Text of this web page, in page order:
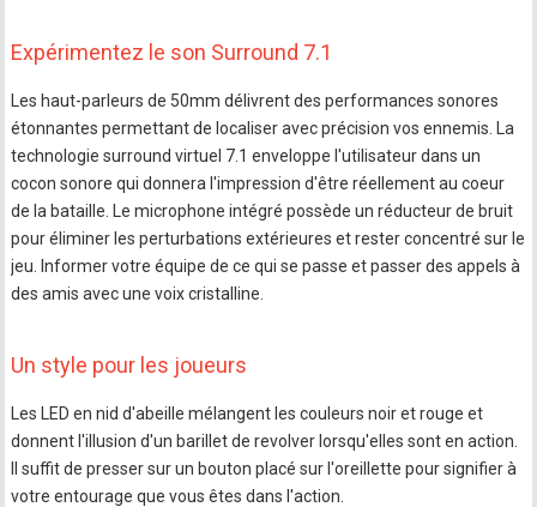
Expérimentez le son Surround 7.1
Les haut-parleurs de 50mm délivrent des performances sonores
étonnantes permettant de localiser avec précision vos ennemis. La
technologie surround virtuel 7.1 enveloppe l'utilisateur dans un
cocon sonore qui donnera l'impression d'être réellement au coeur
de la bataille. Le microphone intégré possède un réducteur de bruit
pour éliminer les perturbations extérieures et rester concentré sur le
jeu. Informer votre équipe de ce qui se passe et passer des appels à
des amis avec une voix cristalline.
Un style pour les joueurs
Les LED en nid d'abeille mélangent les couleurs noir et rouge et
donnent l'illusion d'un barillet de revolver lorsqu'elles sont en action.
Il suffit de presser sur un bouton placé sur l'oreillette pour signifier à
votre entourage que vous êtes dans l'action.